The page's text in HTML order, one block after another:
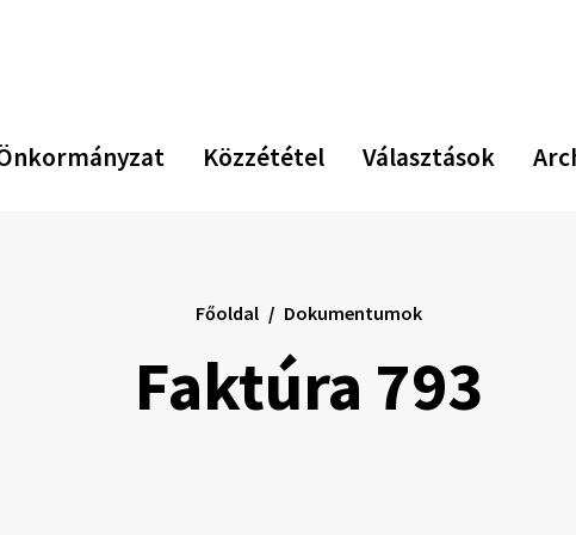
Közzététel Választások
Faktúra 793
Főoldal Dokumentumok